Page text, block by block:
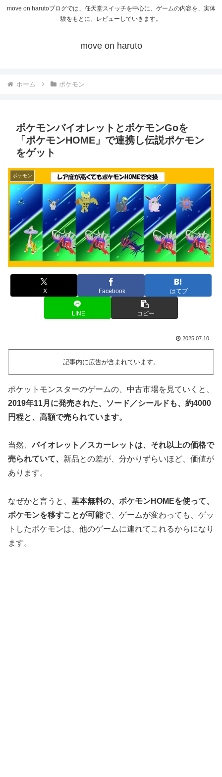
move on harutoブログでは、任天堂スイッチを中心に、ゲームの内容を、実体
験をもとに、レビューしていきます。
move on haruto
ホーム ポケモン
ポケモンバイオレットとポケモンGoを
「ポケモンHOME」で連携し伝説ポケモン
をゲット
ポケモン
X Facebook はてブ
LINE コピー
2025.07.10
記事内に広告が含まれています。
ポケットモンスターのゲームの、中古市場を見ていくと、
2019年11月に発売された、ソード／シールドも、約4000
円程と、高額で売られています。
当然、バイオレット／スカーレットは、それ以上の価格で
売られていて、 新品との差が、分かりずらいほど、価値が
あります。
なぜかと言うと、 基本無料の、ポケモンHOMEを使って、
ポケモンを移すことが可能で、ゲームが変わっても、ゲッ
トしたポケモンは、他のゲームに連れてこれるからになり
ます。